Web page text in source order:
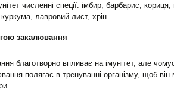
численні спеції: імбир, барбарис, кориця,
лавровий лист, хрін.
закалювання
благотворно впливає на імунітет, але
полягає в тренуванні організму, щоб він